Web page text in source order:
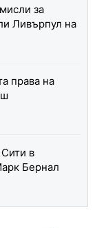
за
Ливърпул на
права на
в
Бернал